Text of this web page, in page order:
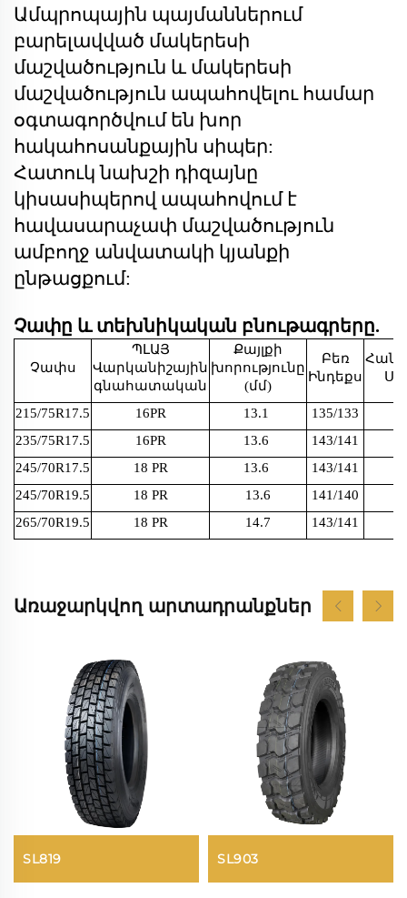
Ամպրոպային պայմաններում
բարելավված մակերեսի
մաշվածություն և մակերեսի
մաշվածություն ապահովելու համար
օգտագործվում են խոր
հակահոսանքային սիպեր:
Հատուկ նախշի դիզայնը
կիսասիպերով ապահովում է
հավասարաչափ մաշվածություն
ամբողջ անվատակի կյանքի
ընթացքում:
Չափը և տեխնիկական բնութագրերը.
Չափս
ՊԼԱՅ
Վարկանիշային
գնահատական
Քայլքի
խորությունը
(մմ)
Բեռ
Ինդեքս
215/75R17.5 16PR 13.1 135/133
235/75R17.5
16PR 13.6 143/141
245/70R17.5
18 PR 13.6 143/141
245/70R19.5
18 PR 13.6 141/140
265/70R19.5
18 PR 14.7 143/141
Առաջարկվող արտադրանքներ
SL819 SL903